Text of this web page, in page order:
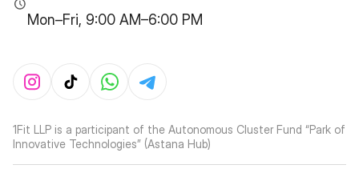
Mon–Fri, 9:00 AM–6:00 PM
1Fit LLP is a participant of the Autonomous Cluster Fund “Park of
Innovative Technologies” (Astana Hub)